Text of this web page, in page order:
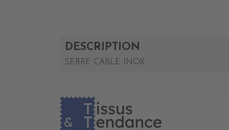
DESCRIPTION
SERRE CABLE INOX